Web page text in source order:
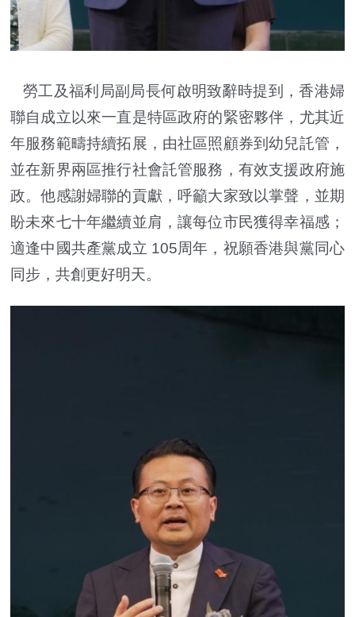
勞工及福利局副局長何啟明致辭時提到，香港婦
聯自成立以來一直是特區政府的緊密夥伴，尤其近
年服務範疇持續拓展，由社區照顧券到幼兒託管，
並在新界兩區推行社會託管服務，有效支援政府施
政。他感謝婦聯的貢獻，呼籲大家致以掌聲，並期
盼未來七十年繼續並肩，讓每位市民獲得幸福感；
適逢中國共產黨成立 105周年，祝願香港與黨同心
同步，共創更好明天。